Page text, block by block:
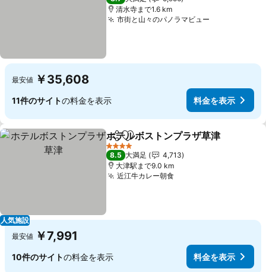
清水寺まで1.6 km
市街と山々のパノラマビュー
最安値 ￥35,608
11件のサイトの料金を表示 料金を表示
人気施設
シェアお気に入りに追加
ホテルボストンプラザ草津
4 ホテルのランク
8.5 大満足
4,713
大津駅まで9.0 km
近江牛カレー朝食
最安値 ￥7,991
10件のサイトの料金を表示 料金を表示